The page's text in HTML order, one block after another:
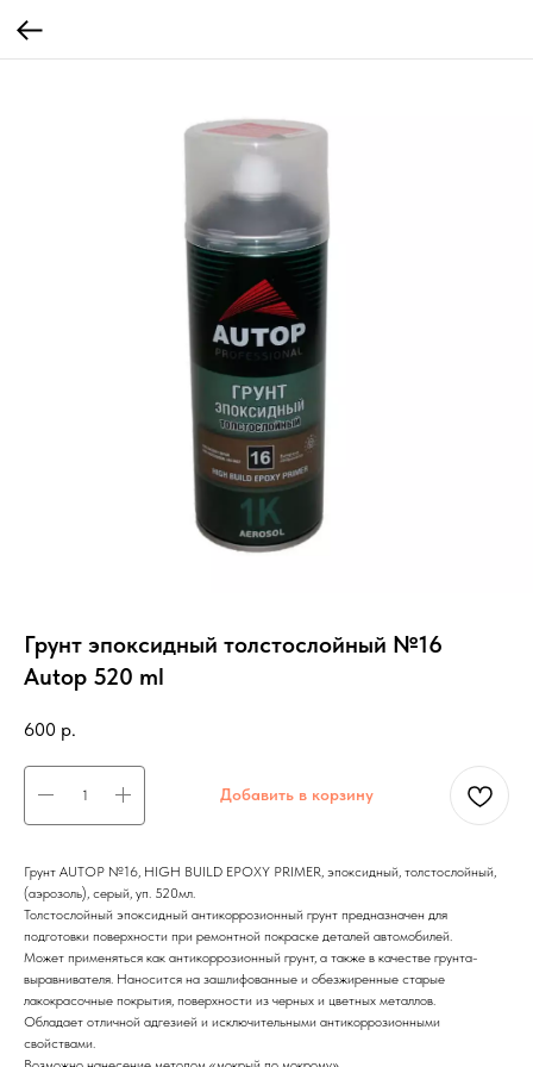
Грунт эпоксидный толстослойный №16
Autop 520 ml
600 р.
Добавить в корзину
Грунт AUTOP №16, HIGH BUILD EPOXY PRIMER, эпоксидный, толстослойный,
(аэрозоль), серый, уп. 520мл.
Толстослойный эпоксидный антикоррозионный грунт предназначен для
подготовки поверхности при ремонтной покраске деталей автомобилей.
Может применяться как антикоррозионный грунт, а также в качестве грунта-
выравнивателя. Наносится на зашлифованные и обезжиренные старые
лакокрасочные покрытия, поверхности из черных и цветных металлов.
Обладает отличной адгезией и исключительными антикоррозионными
свойствами.